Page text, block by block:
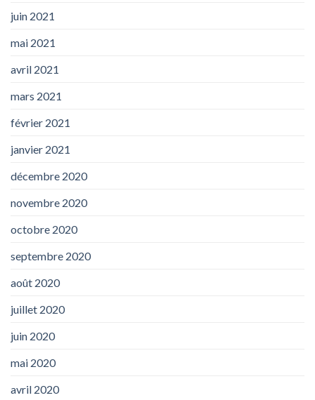
juin 2021
mai 2021
avril 2021
mars 2021
février 2021
janvier 2021
décembre 2020
novembre 2020
octobre 2020
septembre 2020
août 2020
juillet 2020
juin 2020
mai 2020
avril 2020